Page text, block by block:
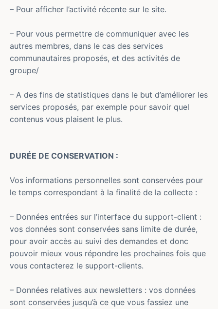
– Pour afficher l’activité récente sur le site.
– Pour vous permettre de communiquer avec les
autres membres, dans le cas des services
communautaires proposés, et des activités de
groupe/
– A des fins de statistiques dans le but d’améliorer les
services proposés, par exemple pour savoir quel
contenus vous plaisent le plus.
DURÉE DE CONSERVATION :
Vos informations personnelles sont conservées pour
le temps correspondant à la finalité de la collecte :
– Données entrées sur l’interface du support-client :
vos données sont conservées sans limite de durée,
pour avoir accès au suivi des demandes et donc
pouvoir mieux vous répondre les prochaines fois que
vous contacterez le support-clients.
– Données relatives aux newsletters : vos données
sont conservées jusqu’à ce que vous fassiez une